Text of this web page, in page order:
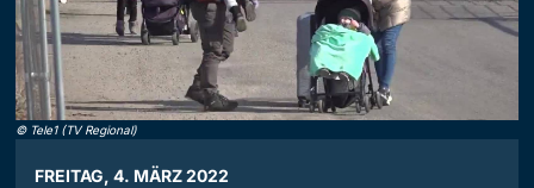
© Tele1 (TV Regional)
FREITAG, 4. MÄRZ 2022